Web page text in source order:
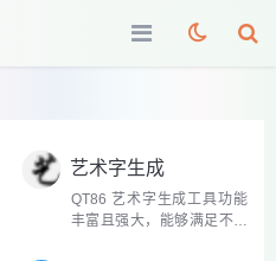
艺术字生成
QT86 艺术字生成工具功能
丰富且强大，能够满足不同